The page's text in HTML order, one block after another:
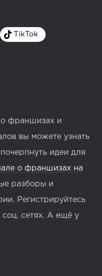
TikTok
о франшизах и
вы можете узнать
идеи для
о франшизах на
разборы и
Регистрируйтесь
соц. сетях. А ещё у